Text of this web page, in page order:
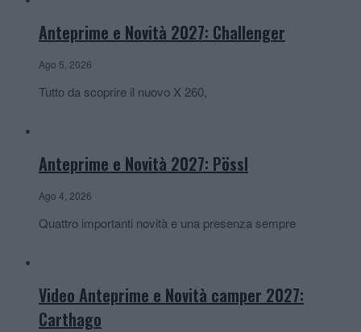
Anteprime e Novità 2027: Challenger
Ago 5, 2026
Tutto da scoprire il nuovo X 260,
Anteprime e Novità 2027: Pössl
Ago 4, 2026
Quattro importanti novità e una presenza sempre
Video Anteprime e Novità camper 2027:
Carthago